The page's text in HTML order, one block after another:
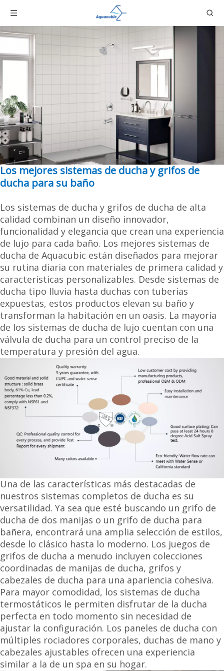
Los mejores sistemas de ducha y grifos de
ducha para su baño
Los sistemas de ducha y grifos de ducha de alta
calidad combinan un diseño innovador,
funcionalidad y elegancia que crean una experiencia
de lujo para cada baño. Los mejores sistemas de
ducha de Aquacubic están diseñados para mejorar
su rutina diaria con materiales de primera calidad y
características personalizables. Desde sistemas de
ducha tipo lluvia hasta duchas con tuberías
expuestas, estos productos elevan su baño y
transforman la habitación en un oasis. La mayoría
de los sistemas de ducha de lujo cuentan con una
válvula de ducha para un control preciso de la
temperatura y presión del agua.
Una de las características más destacadas de
nuestros sistemas completos de ducha es su
versatilidad. Ya sea que esté buscando un grifo de
ducha de dos manijas o un grifo de ducha para
bañera, encontrará una amplia selección de estilos,
desde lo clásico hasta lo moderno. Los juegos de
grifos de ducha a menudo incluyen colecciones
coordinadas de manijas de ducha, grifos y
cabezales de ducha para una apariencia cohesiva.
Para mayor comodidad, los sistemas de ducha
termostáticos le permiten disfrutar de la ducha
perfecta en todo momento sin necesidad de
ajustar la configuración. Los paneles de ducha con
múltiples rociadores corporales, duchas de mano y
cabezales ajustables ofrecen una experiencia
similar a la de un spa en su hogar.